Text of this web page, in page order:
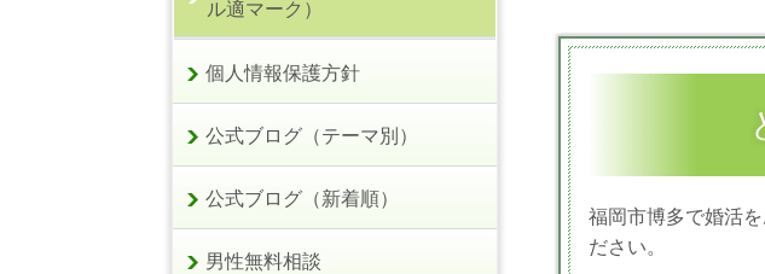
福岡市博多で婚活
ださい。
ル適マーク）
個人情報保護方針
公式ブログ（テーマ別）
公式ブログ（新着順）
男性無料相談